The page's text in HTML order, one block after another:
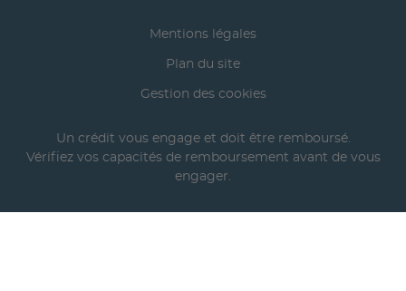
Mentions légales
Plan du site
Gestion des cookies
Un crédit vous engage et doit être remboursé.
Vérifiez vos capacités de remboursement avant de vous
engager.